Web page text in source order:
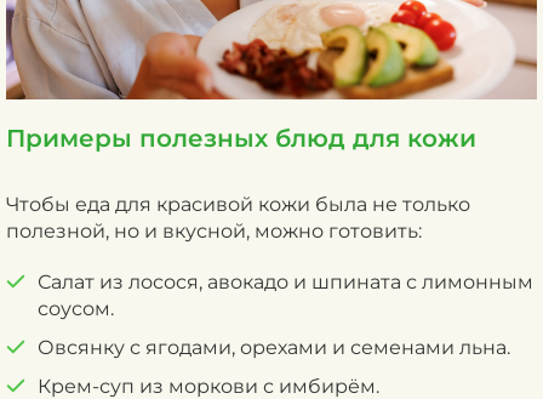
Примеры полезных блюд для кожи
Чтобы еда для красивой кожи была не только
полезной, но и вкусной, можно готовить:
Салат из лосося, авокадо и шпината с лимонным
соусом.
Овсянку с ягодами, орехами и семенами льна.
Крем-суп из моркови с имбирём.